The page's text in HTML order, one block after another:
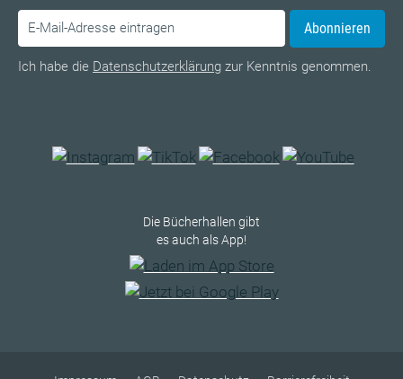
Abonnieren
Ich habe die Datenschutzerklärung zur Kenntnis genommen.
Die Bücherhallen gibt
es auch als App!